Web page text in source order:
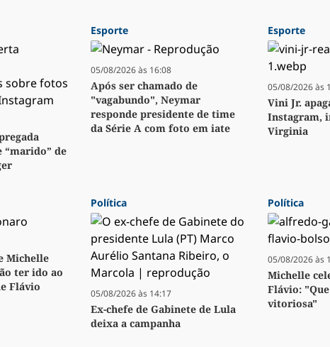
“marido” de
Esporte
05/08/2026 às 16:08
Após ser chamado de
"vagabundo", Neymar
responde presidente de time
da Série A com foto em iate
Esporte
05/08/2026 às
Vini Jr.
Instagram,
Virginia
Michelle
ter ido ao
Flávio
Política
05/08/2026 às 14:17
Ex-chefe de Gabinete de Lula
deixa a campanha
Política
05/08/2026 às
Michelle
Flávio:
vitoriosa"